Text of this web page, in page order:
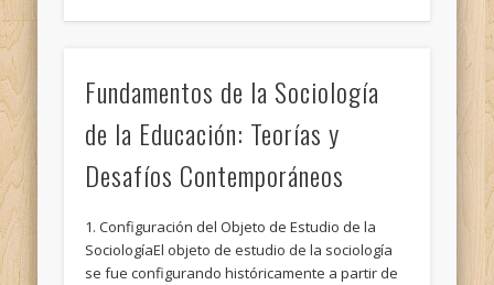
Fundamentos de la Sociología
de la Educación: Teorías y
Desafíos Contemporáneos
1. Configuración del Objeto de Estudio de la
SociologíaEl objeto de estudio de la sociología
se fue configurando históricamente a partir de